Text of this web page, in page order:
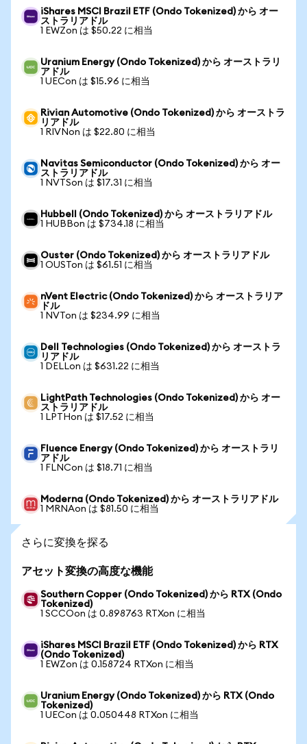
iShares MSCI Brazil ETF (Ondo Tokenized) から オー
ストラリアドル
1 EWZon は $50.22 に相当
Uranium Energy (Ondo Tokenized) から オーストラリ
アドル
1 UECon は $15.96 に相当
Rivian Automotive (Ondo Tokenized) から オーストラ
リアドル
1 RIVNon は $22.80 に相当
Navitas Semiconductor (Ondo Tokenized) から オー
ストラリアドル
1 NVTSon は $17.31 に相当
Hubbell (Ondo Tokenized) から オーストラリアドル
1 HUBBon は $734.18 に相当
Ouster (Ondo Tokenized) から オーストラリアドル
1 OUSTon は $61.51 に相当
nVent Electric (Ondo Tokenized) から オーストラリア
ドル
1 NVTon は $234.99 に相当
Dell Technologies (Ondo Tokenized) から オーストラ
リアドル
1 DELLon は $631.22 に相当
LightPath Technologies (Ondo Tokenized) から オー
ストラリアドル
1 LPTHon は $17.52 に相当
Fluence Energy (Ondo Tokenized) から オーストラリ
アドル
1 FLNCon は $18.71 に相当
Moderna (Ondo Tokenized) から オーストラリアドル
1 MRNAon は $81.50 に相当
さらに変換を探る
アセット変換の高度な機能
Southern Copper (Ondo Tokenized) から RTX (Ondo
Tokenized)
1 SCCOon は 0.898763 RTXon に相当
iShares MSCI Brazil ETF (Ondo Tokenized) から RTX
(Ondo Tokenized)
1 EWZon は 0.158724 RTXon に相当
Uranium Energy (Ondo Tokenized) から RTX (Ondo
Tokenized)
1 UECon は 0.050448 RTXon に相当